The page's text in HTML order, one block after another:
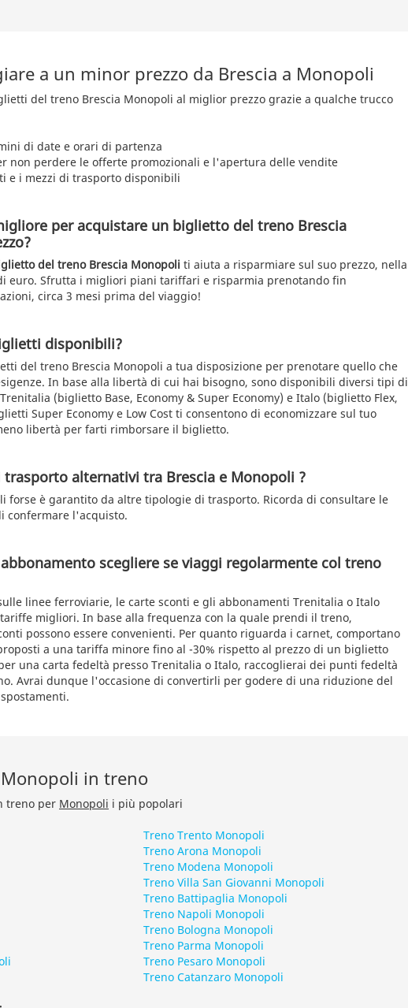
a un minor prezzo da Brescia a Monopoli
del treno Brescia Monopoli al miglior prezzo grazie a qualche trucco
di date e orari di partenza
non perdere le offerte promozionali e l'apertura delle vendite
e i mezzi di trasporto disponibili
per acquistare un biglietto del treno Brescia
del treno Brescia Monopoli ti aiuta a risparmiare sul suo prezzo, nella
euro. Sfrutta i migliori piani tariffari e risparmia prenotando fin
circa 3 mesi prima del viaggio!
disponibili?
del treno Brescia Monopoli a tua disposizione per prenotare quello che
In base alla libertà di cui hai bisogno, sono disponibili diversi tipi di
(biglietto Base, Economy & Super Economy) e Italo (biglietto Flex,
Super Economy e Low Cost ti consentono di economizzare sul tuo
libertà per farti rimborsare il biglietto.
trasporto alternativi tra Brescia e Monopoli ?
forse è garantito da altre tipologie di trasporto. Ricorda di consultare le
confermare l'acquisto.
scegliere se viaggi regolarmente col treno
linee ferroviarie, le carte sconti e gli abbonamenti Trenitalia o Italo
migliori. In base alla frequenza con la quale prendi il treno,
possono essere convenienti. Per quanto riguarda i carnet, comportano
a una tariffa minore fino al -30% rispetto al prezzo di un biglietto
una carta fedeltà presso Trenitalia o Italo, raccoglierai dei punti fedeltà
Avrai dunque l'occasione di convertirli per godere di una riduzione del
in treno
treno per Monopoli i più popolari
Treno Trento Monopoli
Treno Arona Monopoli
Treno Modena Monopoli
Treno Villa San Giovanni Monopoli
Treno Battipaglia Monopoli
Treno Napoli Monopoli
Treno Bologna Monopoli
Treno Parma Monopoli
Treno Pesaro Monopoli
Treno Catanzaro Monopoli